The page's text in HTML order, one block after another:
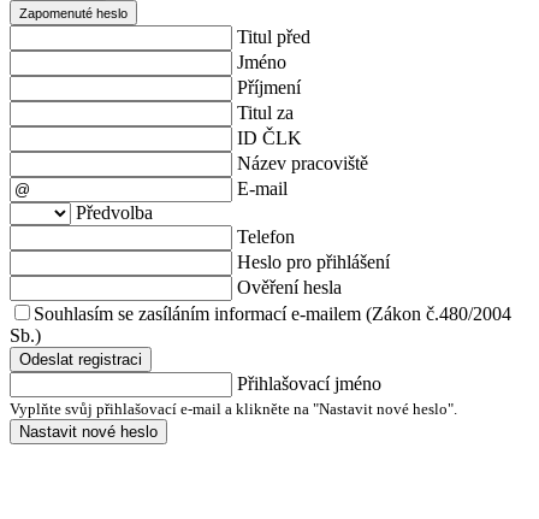
Zapomenuté heslo
Titul před
Jméno
Příjmení
Titul za
ID ČLK
Název pracoviště
E-mail
Předvolba
Telefon
Heslo pro přihlášení
Ověření hesla
Souhlasím se zasíláním informací e-mailem (Zákon č.480/2004
Sb.)
Odeslat registraci
Přihlašovací jméno
Vyplňte svůj přihlašovací e-mail a klikněte na "Nastavit nové heslo".
Nastavit nové heslo